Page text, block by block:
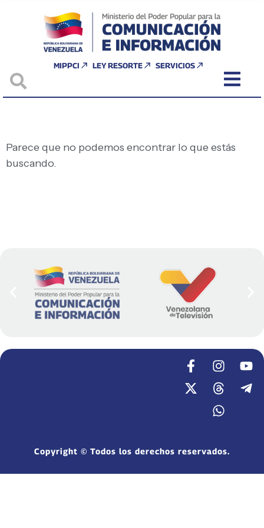
MIPPCI LEY RESORTE SERVICIOS
Parece que no podemos encontrar lo que estás
buscando.
Copyright © Todos los derechos reservados.